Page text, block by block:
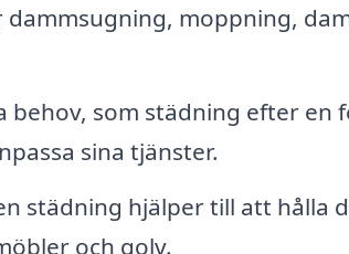
dammsugning, moppning,
behov, som städning efter en
sina tjänster.
städning hjälper till att hålla
och golv.